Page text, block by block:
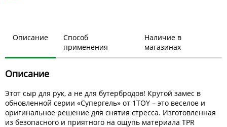
Описание
Способ
применения
Наличие в
магазинах
Описание
Этот сыр для рук, а не для бутербродов! Крутой замес в
обновленной серии «Супергель» от 1TOY – это веселое и
оригинальное решение для снятия стресса. Изготовленная
из безопасного и приятного на ощупь материала TPR